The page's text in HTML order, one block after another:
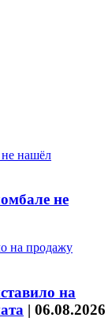
не
на
| 06.08.2026